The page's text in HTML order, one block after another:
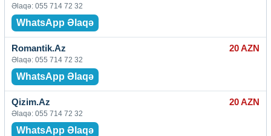
Əlaqə: 055 714 72 32
WhatsApp Əlaqə
Romantik.Az 20 AZN
Əlaqə: 055 714 72 32
WhatsApp Əlaqə
Qizim.Az 20 AZN
Əlaqə: 055 714 72 32
WhatsApp Əlaqə